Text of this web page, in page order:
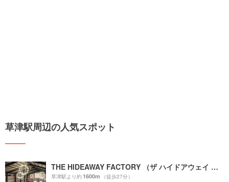
草津駅周辺の人気スポット
THE HIDEAWAY FACTORY （ザ ハイドアウェイ ファクトリー）
草津駅より約1600m （徒歩27分）